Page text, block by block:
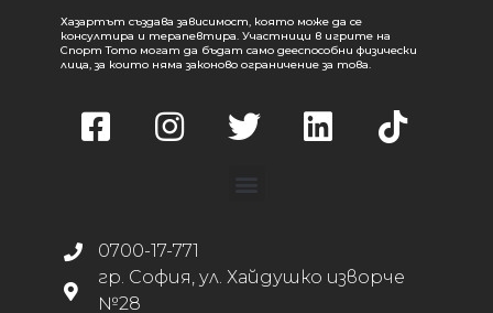
Хазартът създава зависимост, която може да се
консултира и терапевтира. Участници в игрите на
Спорт Тото могат да бъдат само дееспособни физически
лица, за които няма законово ограничение за това.
0700-17-771
гр. София, ул. Хайдушко изворче
№28